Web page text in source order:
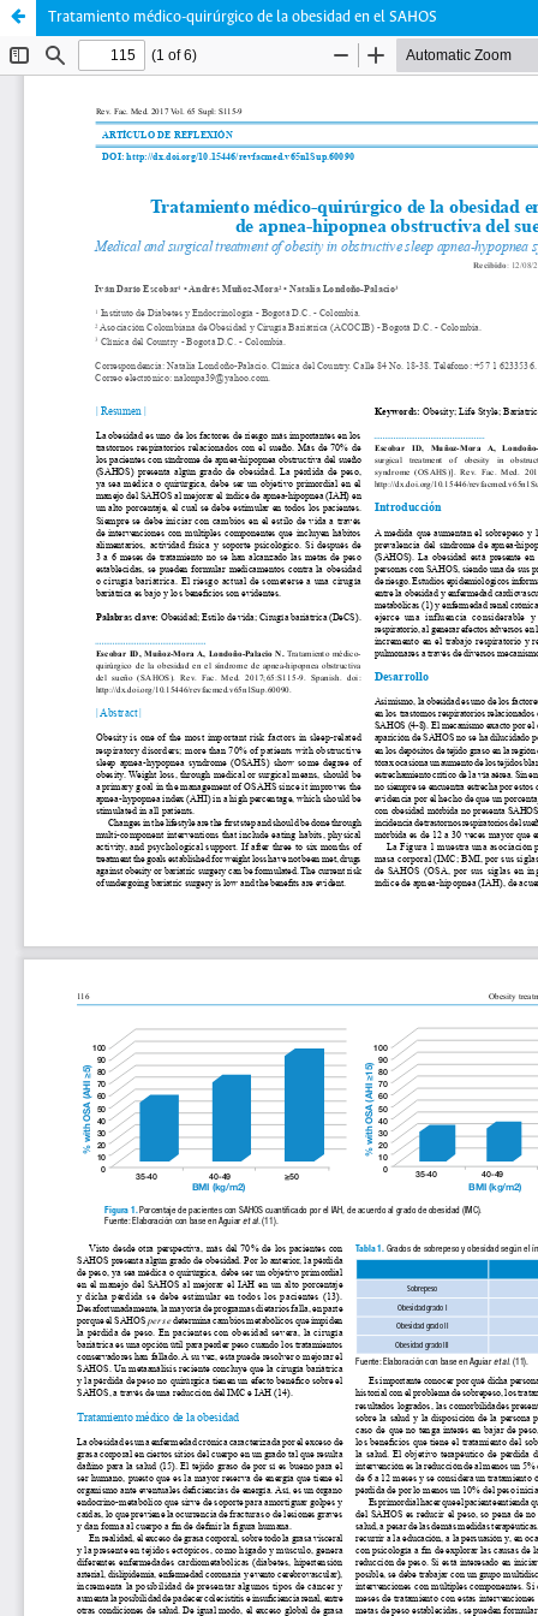
Tratamiento médico-quirúrgico de la obesidad en el SAHOS